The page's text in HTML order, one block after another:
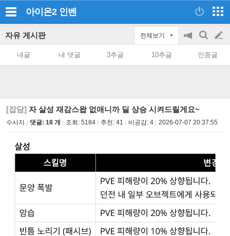
아이온2 인벤
자유 게시판 전체보기
공
on/off
검
색
글
쓰
내글 내 댓글 3추글 10추글 인증글
[잡담] 자 살성 재감스왑 없애니까 딜 상승 시켜드릴게요~
수사지 댓글: 18 개 조회: 5184 추천: 41 비공감: 4 2026-07-07 20:37:55